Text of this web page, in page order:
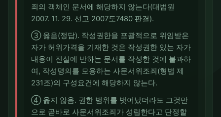
죄의 객체인 문서에 해당하지 않는다(대법원
2007. 11. 29. 선고 2007도7480 판결).
③ 옳음(정답). 작성권한을 포괄적으로 위임받은
자가 허위가격을 기재한 것은 작성권한 있는 자가
내용이 진실에 반하는 문서를 작성한 것에 불과하
여, 작성명의를 모용하는 사문서위조죄(형법 제
231조)의 구성요건에 해당하지 않는다.
④ 옳지 않음. 권한 범위를 벗어났더라도 그것만
으로 곧바로 사문서위조죄가 성립한다고 단정할